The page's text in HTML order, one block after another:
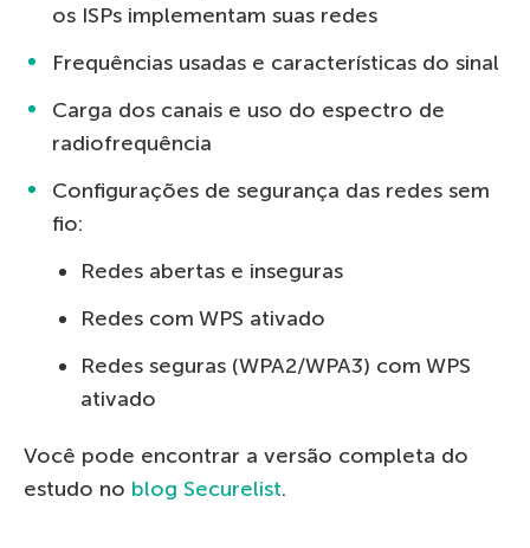
os ISPs implementam suas redes
Frequências usadas e características do sinal
Carga dos canais e uso do espectro de
radiofrequência
Configurações de segurança das redes sem
fio:
Redes abertas e inseguras
Redes com WPS ativado
Redes seguras (WPA2/WPA3) com WPS
ativado
Você pode encontrar a versão completa do
estudo no blog Securelist.